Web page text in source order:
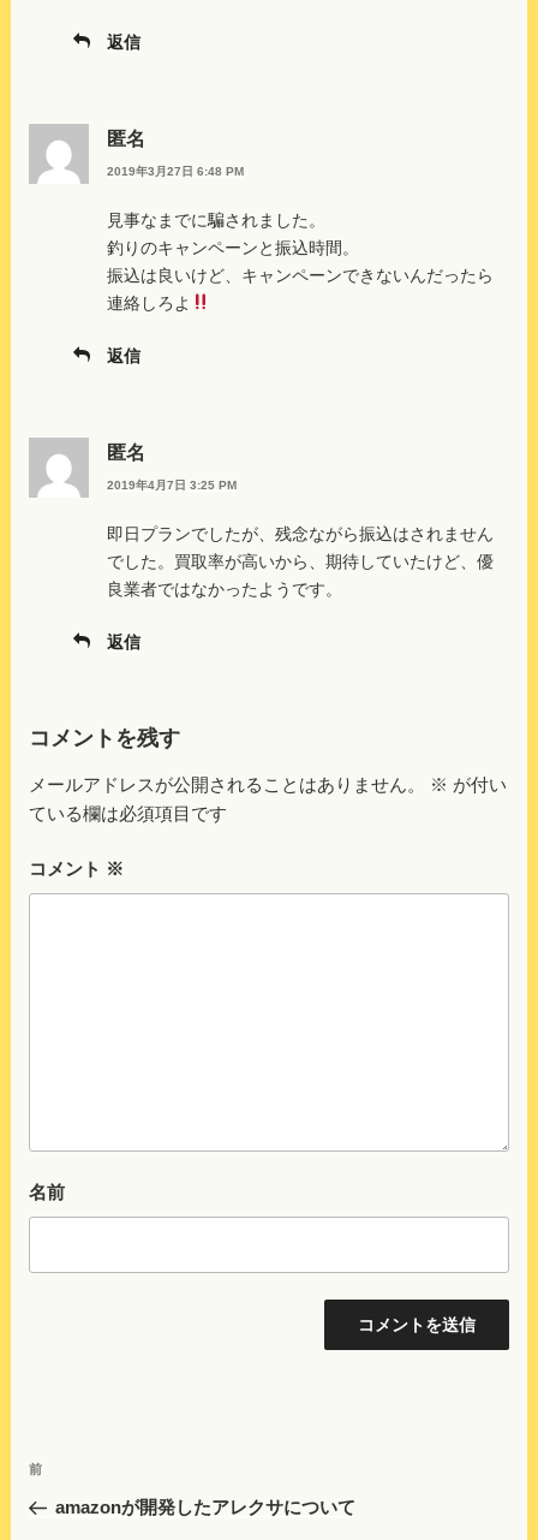
返信
匿名
2019年3月27日 6:48 PM
見事なまでに騙されました。
釣りのキャンペーンと振込時間。
振込は良いけど、キャンペーンできないんだったら
連絡しろよ
返信
匿名
2019年4月7日 3:25 PM
即日プランでしたが、残念ながら振込はされません
でした。買取率が高いから、期待していたけど、優
良業者ではなかったようです。
返信
コメントを残す
メールアドレスが公開されることはありません。 ※ が付い
ている欄は必須項目です
コメント ※
名前
投
ナ
前
の
前
amazonが開発したアレクサについて